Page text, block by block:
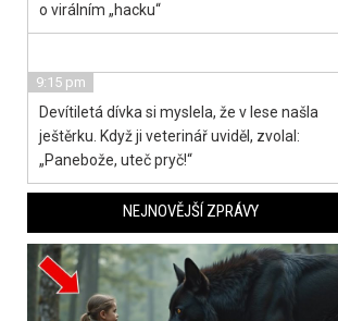
o virálním „hacku“
9:15 pm
Devítiletá dívka si myslela, že v lese našla
ještěrku. Když ji veterinář uviděl, zvolal:
„Panebože, uteč pryč!“
NEJNOVĚJŠÍ ZPRÁVY